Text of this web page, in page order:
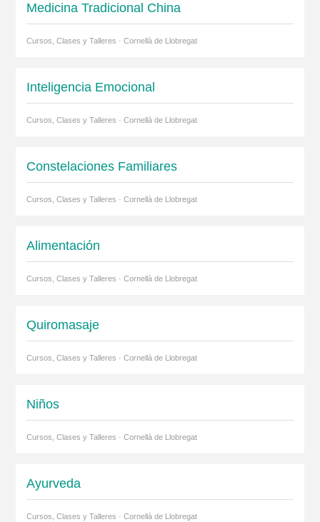
Medicina Tradicional China
Cursos, Clases y Talleres · Cornellà de Llobregat
Inteligencia Emocional
Cursos, Clases y Talleres · Cornellà de Llobregat
Constelaciones Familiares
Cursos, Clases y Talleres · Cornellà de Llobregat
Alimentación
Cursos, Clases y Talleres · Cornellà de Llobregat
Quiromasaje
Cursos, Clases y Talleres · Cornellà de Llobregat
Niños
Cursos, Clases y Talleres · Cornellà de Llobregat
Ayurveda
Cursos, Clases y Talleres · Cornellà de Llobregat